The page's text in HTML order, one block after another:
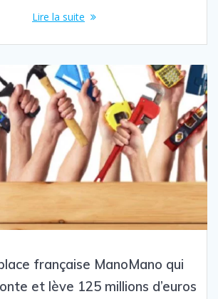
Lire la suite
française ManoMano qui
et lève 125 millions d’euros